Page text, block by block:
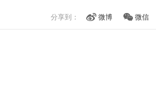
分享到： 微博 微信